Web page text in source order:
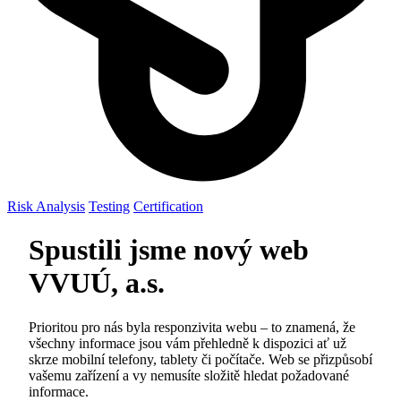
Risk Analysis Testing Certification
Spustili jsme nový web
VVUÚ, a.s.
Prioritou pro nás byla responzivita webu – to znamená, že
všechny informace jsou vám přehledně k dispozici ať už
skrze mobilní telefony, tablety či počítače. Web se přizpůsobí
vašemu zařízení a vy nemusíte složitě hledat požadované
informace.